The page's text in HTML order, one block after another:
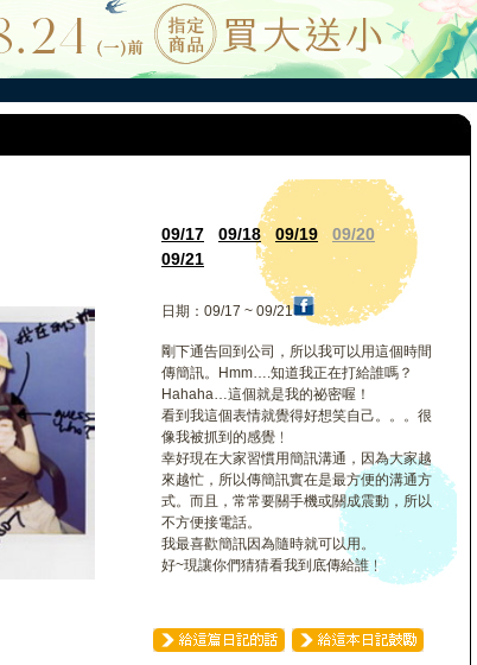
09/17 09/18 09/19
09/20
09/21
日期：09/17 ~ 09/21
剛下通告回到公司，所以我可以用這個時間
傳簡訊。Hmm….知道我正在打給誰嗎？
Hahaha…這個就是我的祕密喔！
看到我這個表情就覺得好想笑自己。。。很
像我被抓到的感覺﹗
幸好現在大家習慣用簡訊溝通，因為大家越
來越忙，所以傳簡訊實在是最方便的溝通方
式。而且，常常要關手機或關成震動，所以
不方便接電話。
我最喜歡簡訊因為隨時就可以用。
好~現讓你們猜猜看我到底傳給誰﹗